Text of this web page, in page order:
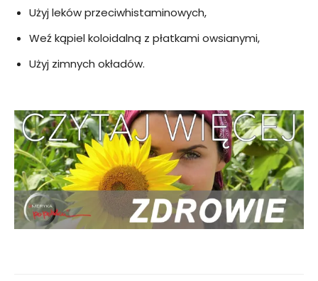
Użyj leków przeciwhistaminowych,
Weź kąpiel koloidalną z płatkami owsianymi,
Użyj zimnych okładów.